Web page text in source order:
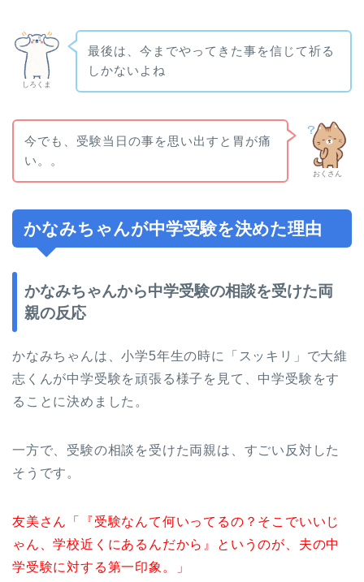
しろくま
最後は、今までやってきた事を信じて祈る
しかないよね
おくさん
今でも、受験当日の事を思い出すと胃が痛
い。。
かなみちゃんが中学受験を決めた理由
かなみちゃんから中学受験の相談を受けた両
親の反応
かなみちゃんは、小学5年生の時に「スッキリ」で大維
志くんが中学受験を頑張る様子を見て、中学受験をす
ることに決めました。
一方で、受験の相談を受けた両親は、すごい反対した
そうです。
友美さん「『受験なんて何いってるの？そこでいいじ
ゃん、学校近くにあるんだから』というのが、夫の中
学受験に対する第一印象。」